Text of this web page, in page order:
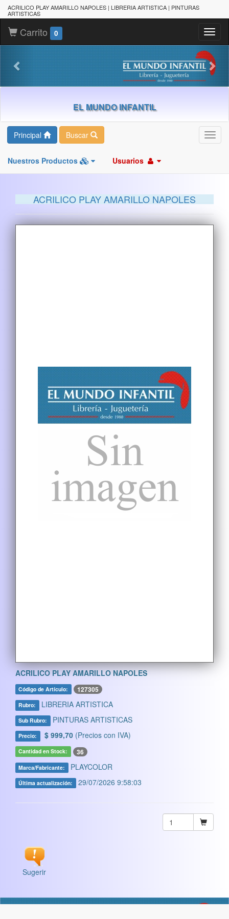
ACRILICO PLAY AMARILLO NAPOLES | LIBRERIA ARTISTICA | PINTURAS
ARTISTICAS
Carrito 0
EL MUNDO INFANTIL
Principal Buscar
Nuestros Productos Usuarios
ACRILICO PLAY AMARILLO NAPOLES
ACRILICO PLAY AMARILLO NAPOLES
Código de Artículo: 127305
Rubro: LIBRERIA ARTISTICA
Sub Rubro: PINTURAS ARTISTICAS
Precio: $ 999,70 (Precios con IVA)
Cantidad en Stock: 36
Marca/Fabricante: PLAYCOLOR
Última actualización: 29/07/2026 9:58:03
Sugerir